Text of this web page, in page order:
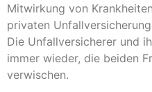
Mitwirkung von
privaten
Die Unfallversicherer und
immer wieder, die beiden
verwischen.